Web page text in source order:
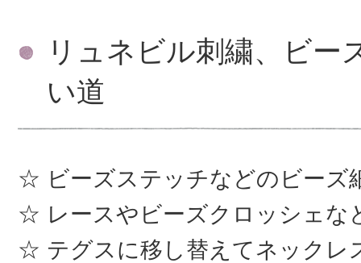
リュネビル刺繍、ビー
い道
ビーズステッチなどのビーズ
レースやビーズクロッシェな
テグスに移し替えてネックレ